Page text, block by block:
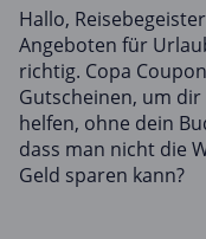
Hallo,
Angeboten für
richtig. Copa
Gutscheinen, um
helfen, ohne dein
dass man nicht die
Geld sparen kann?